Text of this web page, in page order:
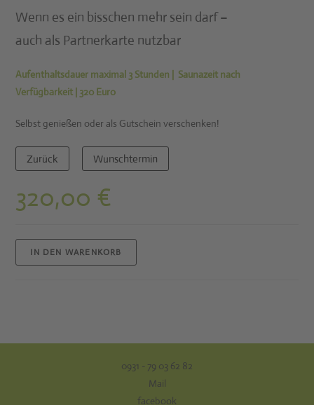
Wenn es ein bisschen mehr sein darf –
auch als Partnerkarte nutzbar
Aufenthaltsdauer maximal 3 Stunden | Saunazeit nach
Verfügbarkeit | 320 Euro
Selbst genießen oder als Gutschein verschenken!
Zurück Wunschtermin
320,00 €
IN DEN WARENKORB
0931 - 79 03 62 82
Mail
facebook